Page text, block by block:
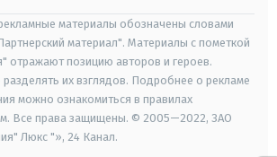
материалы обозначены словами
материал". Материалы с пометкой
отражают позицию авторов и героев.
их взглядов. Подробнее о рекламе
можно ознакомиться в правилах
Все права защищены. © 2005—2022, ЗАО
Люкс "», 24 Канал.